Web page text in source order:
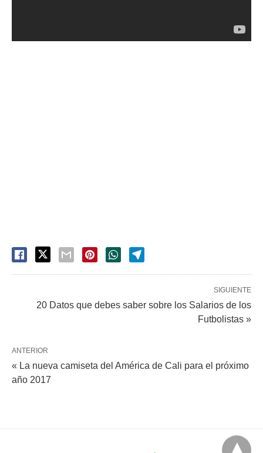
SIGUIENTE
20 Datos que debes saber sobre los Salarios de los
Futbolistas »
ANTERIOR
« La nueva camiseta del América de Cali para el próximo
año 2017